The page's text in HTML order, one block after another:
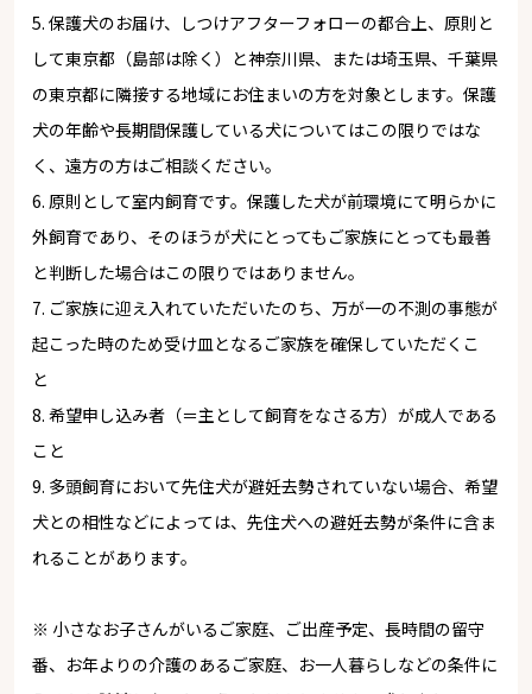
5. 保護犬のお届け、しつけアフターフォローの都合上、原則と
して東京都（島部は除く）と神奈川県、または埼玉県、千葉県
の東京都に隣接する地域にお住まいの方を対象とします。保護
犬の年齢や長期間保護している犬についてはこの限りではな
く、遠方の方はご相談ください。
6. 原則として室内飼育です。保護した犬が前環境にて明らかに
外飼育であり、そのほうが犬にとってもご家族にとっても最善
と判断した場合はこの限りではありません。
7. ご家族に迎え入れていただいたのち、万が一の不測の事態が
起こった時のため受け皿となるご家族を確保していただくこ
と
8. 希望申し込み者（＝主として飼育をなさる方）が成人である
こと
9. 多頭飼育において先住犬が避妊去勢されていない場合、希望
犬との相性などによっては、先住犬への避妊去勢が条件に含ま
れることがあります。
※ 小さなお子さんがいるご家庭、ご出産予定、長時間の留守
番、お年よりの介護のあるご家庭、お一人暮らしなどの条件に